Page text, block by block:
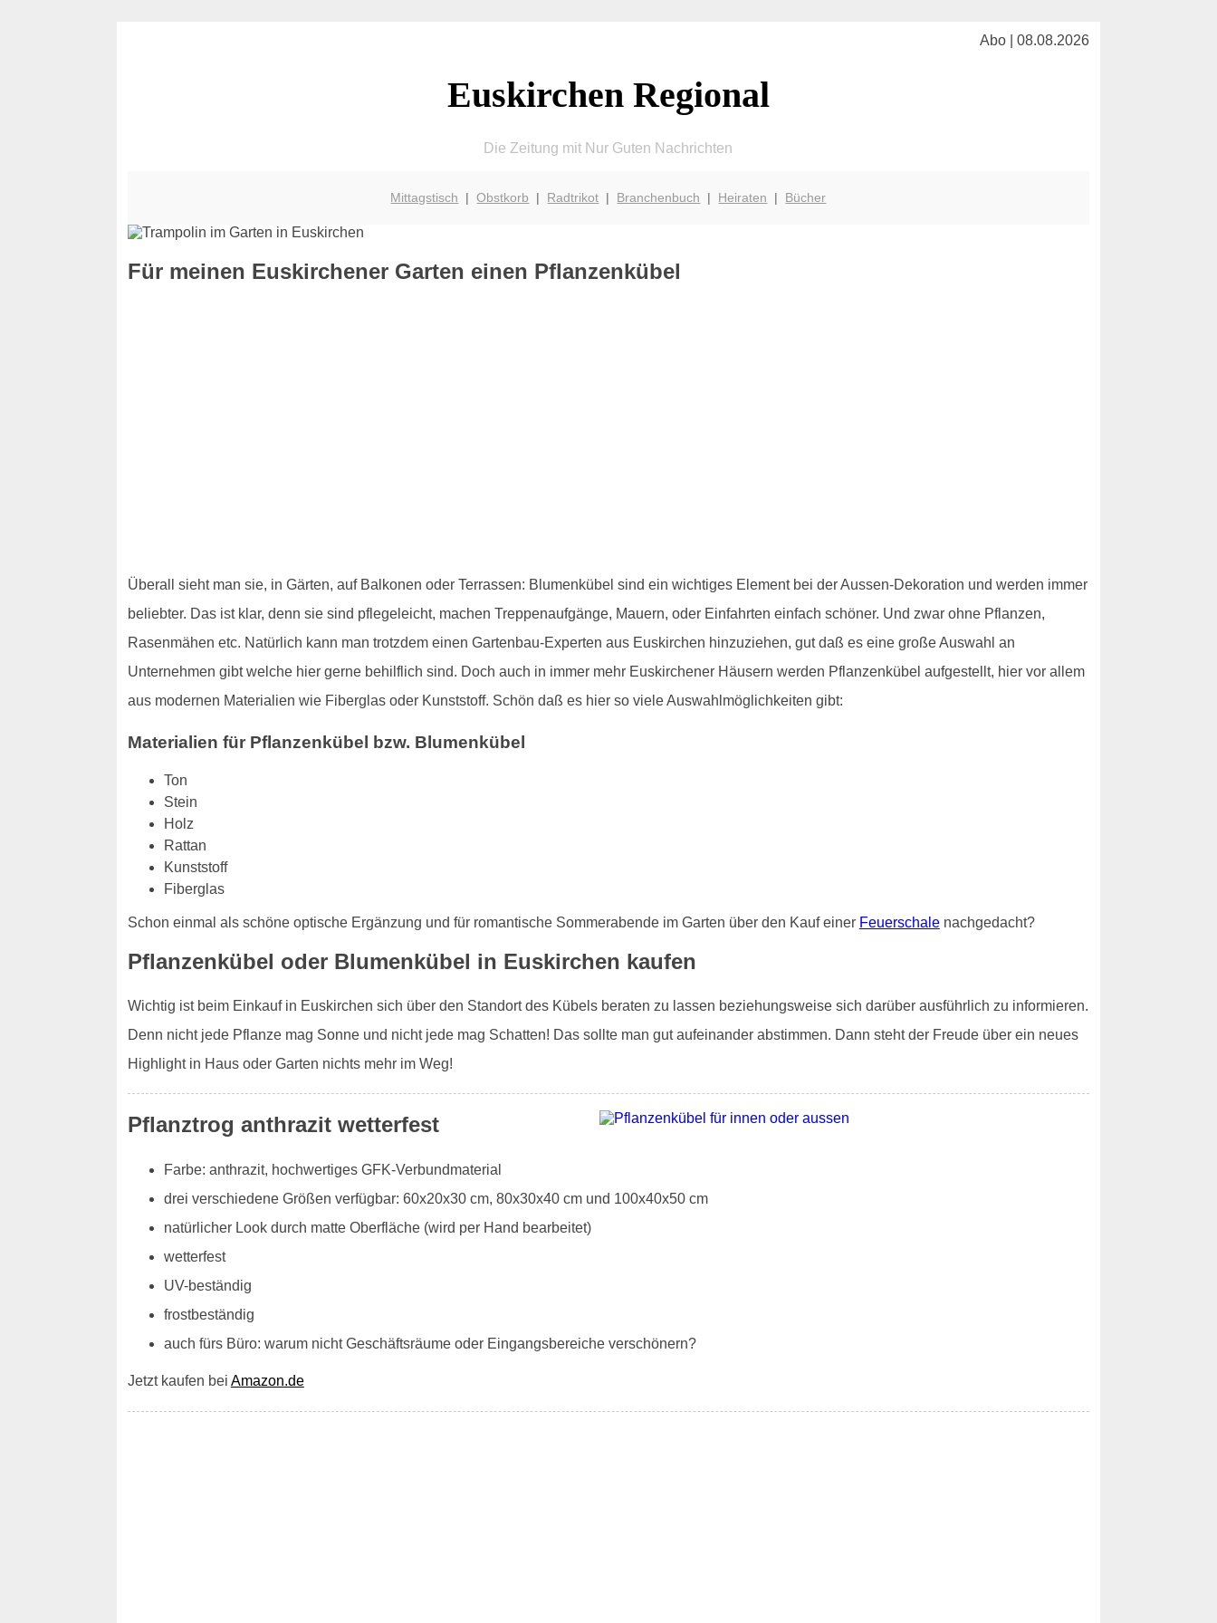
Abo | 08.08.2026
Euskirchen Regional
Die Zeitung mit Nur Guten Nachrichten
Mittagstisch |Obstkorb | Radtrikot | Branchenbuch | Heiraten | Bücher
Für meinen Euskirchener Garten einen Pflanzenkübel
Überall sieht man sie, in Gärten, auf Balkonen oder Terrassen: Blumenkübel sind ein wichtiges Element bei der Aussen-Dekoration und werden immer
beliebter. Das ist klar, denn sie sind pflegeleicht, machen Treppenaufgänge, Mauern, oder Einfahrten einfach schöner. Und zwar ohne Pflanzen,
Rasenmähen etc. Natürlich kann man trotzdem einen Gartenbau-Experten aus Euskirchen hinzuziehen, gut daß es eine große Auswahl an
Unternehmen gibt welche hier gerne behilflich sind. Doch auch in immer mehr Euskirchener Häusern werden Pflanzenkübel aufgestellt, hier vor allem
aus modernen Materialien wie Fiberglas oder Kunststoff. Schön daß es hier so viele Auswahlmöglichkeiten gibt:
Materialien für Pflanzenkübel bzw. Blumenkübel
Ton
Stein
Holz
Rattan
Kunststoff
Fiberglas
Schon einmal als schöne optische Ergänzung und für romantische Sommerabende im Garten über den Kauf einer Feuerschalenachgedacht?
Pflanzenkübel oder Blumenkübel in Euskirchen kaufen
Wichtig ist beim Einkauf in Euskirchen sich über den Standort des Kübels beraten zu lassen beziehungsweise sich darüber ausführlich zu informieren.
Denn nicht jede Pflanze mag Sonne und nicht jede mag Schatten! Das sollte man gut aufeinander abstimmen. Dann steht der Freude über ein neues
Highlight in Haus oder Garten nichts mehr im Weg!
Pflanztrog anthrazit wetterfest
Farbe: anthrazit, hochwertiges GFK-Verbundmaterial
drei verschiedene Größen verfügbar: 60x20x30 cm, 80x30x40 cm und 100x40x50 cm
natürlicher Look durch matte Oberfläche (wird per Hand bearbeitet)
wetterfest
UV-beständig
frostbeständig
auch fürs Büro: warum nicht Geschäftsräume oder Eingangsbereiche verschönern?
Jetzt kaufen bei Amazon.de